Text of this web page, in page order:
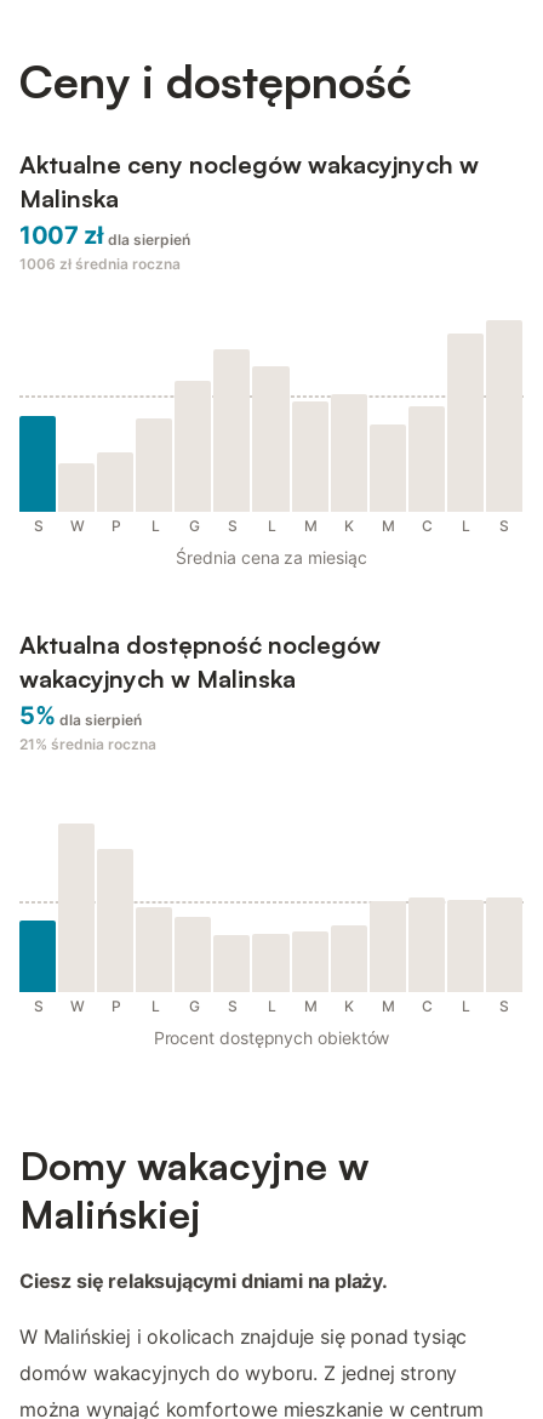
Ceny i dostępność
Aktualne ceny noclegów wakacyjnych w
Malinska
1007 zł dla sierpień
1006 zł średnia roczna
S W P L G S L M K M C L S
Średnia cena za miesiąc
Aktualna dostępność noclegów
wakacyjnych w Malinska
5% dla sierpień
21% średnia roczna
S W P L G S L M K M C L S
Procent dostępnych obiektów
Domy wakacyjne w
Malińskiej
Ciesz się relaksującymi dniami na plaży.
W Malińskiej i okolicach znajduje się ponad tysiąc
domów wakacyjnych do wyboru. Z jednej strony
można wynająć komfortowe mieszkanie w centrum